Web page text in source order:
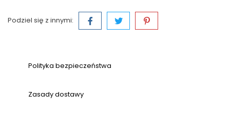
Podziel się z innymi:
Polityka bezpieczeństwa
Zasady dostawy